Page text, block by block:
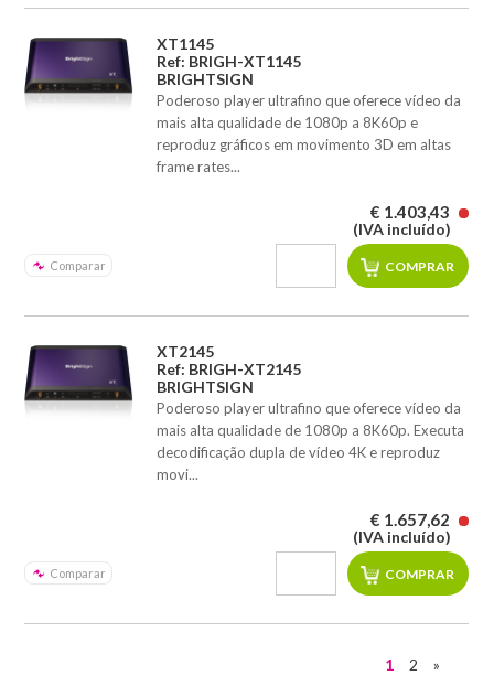
XT1145
Ref: BRIGH-XT1145
BRIGHTSIGN
Poderoso player ultrafino que oferece vídeo da
mais alta qualidade de 1080p a 8K60p e
reproduz gráficos em movimento 3D em altas
frame rates...
Comparar
€ 1.403,43
(IVA incluído)
XT2145
Ref: BRIGH-XT2145
BRIGHTSIGN
Poderoso player ultrafino que oferece vídeo da
mais alta qualidade de 1080p a 8K60p. Executa
decodificação dupla de vídeo 4K e reproduz
movi...
Comparar
€ 1.657,62
(IVA incluído)
1 2 »